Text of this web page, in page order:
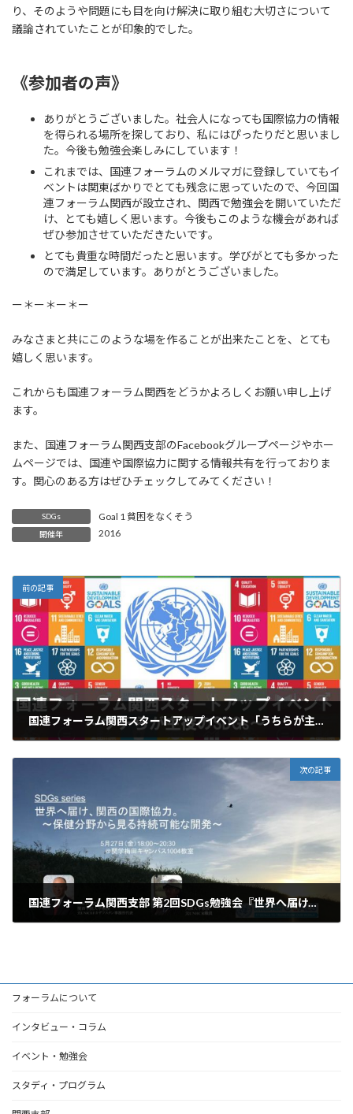
り、そのようや問題にも目を向け解決に取り組む大切さについて
議論されていたことが印象的でした。
《参加者の声》
ありがとうございました。社会人になっても国際協力の情報
を得られる場所を探しており、私にはぴったりだと思いまし
た。今後も勉強会楽しみにしています！
これまでは、国連フォーラムのメルマガに登録していてもイ
ベントは関東ばかりでとても残念に思っていたので、今回国
連フォーラム関西が設立され、関西で勉強会を開いていただ
け、とても嬉しく思います。今後もこのような機会があれば
ぜひ参加させていただきたいです。
とても貴重な時間だったと思います。学びがとても多かった
ので満足しています。ありがとうございました。
ー＊ー＊ー＊ー
みなさまと共にこのような場を作ることが出来たことを、とても
嬉しく思います。
これからも国連フォーラム関西をどうかよろしくお願い申し上げ
ます。
また、国連フォーラム関西支部のFacebookグループページやホー
ムページでは、国連や国際協力に関する情報共有を行っておりま
す。関心のある方はぜひチェックしてみてください！
SDGs Goal 1 貧困をなくそう
開催年 2016
前の記事
国連フォーラム関西スタートアップイベント「うちらが主役のSDGs」
次の記事
国連フォーラム関西支部 第2回SDGs勉強会『世界へ届け、関西の国際協力～保健分野から見る持続可能な開発～』 開催報告
フォーラムについて
インタビュー・コラム
イベント・勉強会
スタディ・プログラム